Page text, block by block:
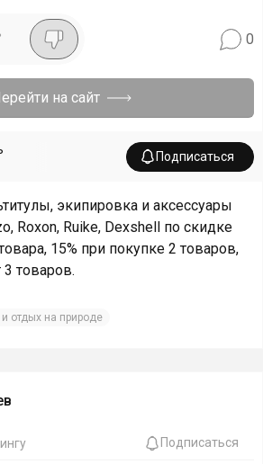
0
на сайт
Подписаться
экипировка и аксессуары
Roxon, Ruike, Dexshell по скидке
15% при покупке 2 товаров,
3 товаров.
отдых на природе
Подписаться